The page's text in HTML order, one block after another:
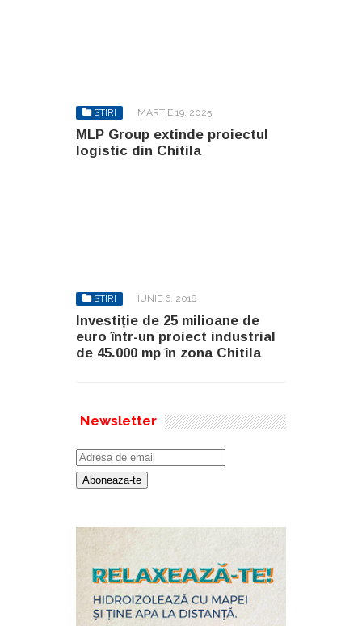
STIRI MARTIE 19, 2025
MLP Group extinde proiectul
logistic din Chitila
STIRI IUNIE 6, 2018
Investiție de 25 milioane de
euro într-un proiect industrial
de 45.000 mp în zona Chitila
Newsletter